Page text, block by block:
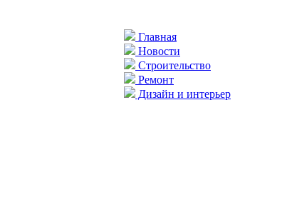
Главная
Новости
Строительство
Ремонт
Дизайн и интерьер